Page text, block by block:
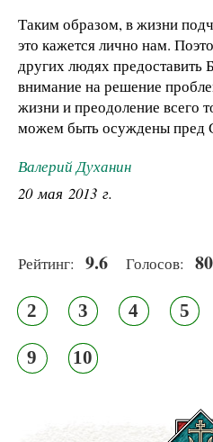
Таким образом, в жизни
это кажется лично нам.
других людях предоставить
внимание на решение
жизни и преодоление всего
можем быть осуждены пред
Валерий Духанин
20 мая 2013 г.
Рейтинг: 9.6 Голосов:
2 3 4 5
9 10